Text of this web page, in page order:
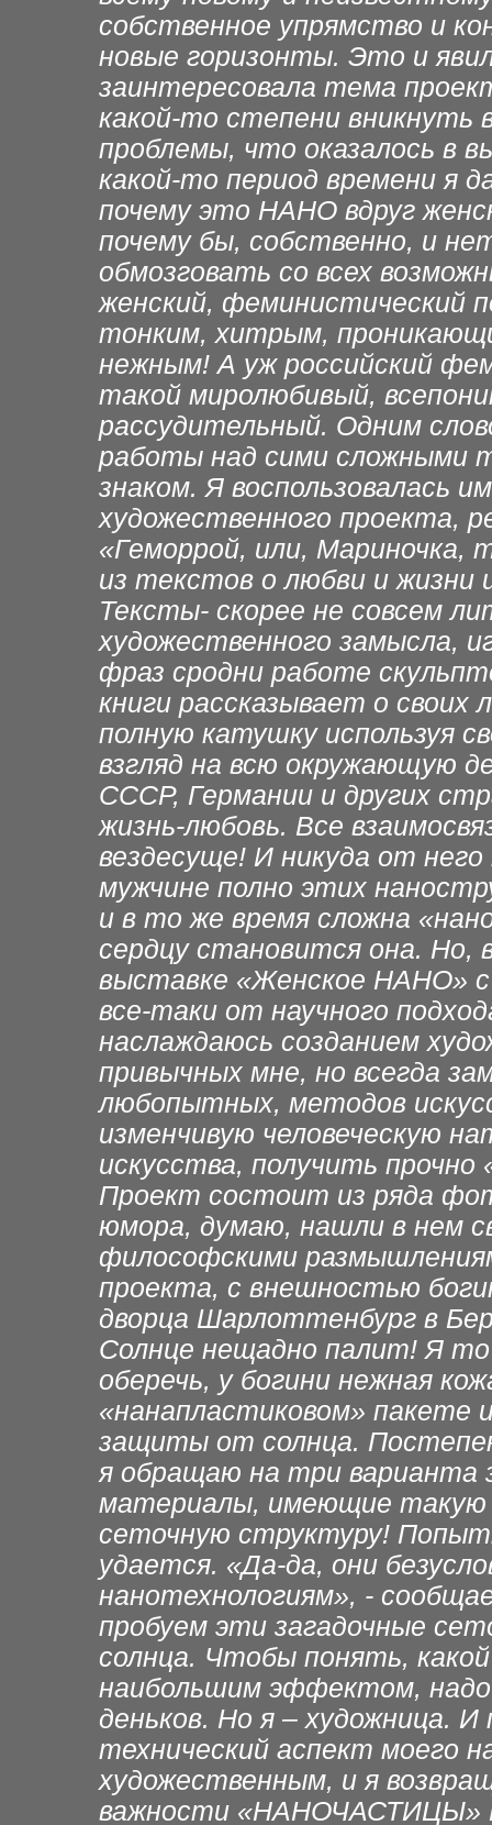
собственное упрямство и
новые горизонты. Это и
заинтересовала тема
какой-то степени вникнуть
проблемы, что оказалось в
какой-то период времени я
почему это НАНО вдруг
почему бы, собственно, и
обмозговать со всех
женский, феминистический
тонким, хитрым,
нежным! А уж российский
такой миролюбивый,
рассудительный. Одним
работы над сими сложными
знаком. Я воспользовалась
художественного проекта,
«Геморрой, или, Мариночка,
из текстов о любви и
Тексты- скорее не совсем
художественного замысла,
фраз сродни работе
книги рассказывает о своих
полную катушку используя
взгляд на всю окружающую
СССР, Германии и других
жизнь-любовь. Все
вездесуще! И никуда от
мужчине полно этих
и в то же время сложна
сердцу становится она. Но,
выставке «Женское НАНО»
все-таки от научного
наслаждаюсь созданием
привычных мне, но всегда
любопытных, методов
изменчивую человеческую
искусства, получить
Проект состоит из ряда
юмора, думаю, нашли в нем
философскими
проекта, с внешностью
дворца Шарлоттенбург в
Солнце нещадно палит! Я
оберечь, у богини нежная
«нанапластиковом» пакете
защиты от солнца.
я обращаю на три
материалы, имеющие такую
сеточную структуру!
удается. «Да-да, они
нанотехнологиям», -
пробуем эти загадочные
солнца. Чтобы понять,
наибольшим эффектом, надо
деньков. Но я – художница. И
технический аспект моего
художественным, и я
важности «НАНОЧАСТИЦЫ»